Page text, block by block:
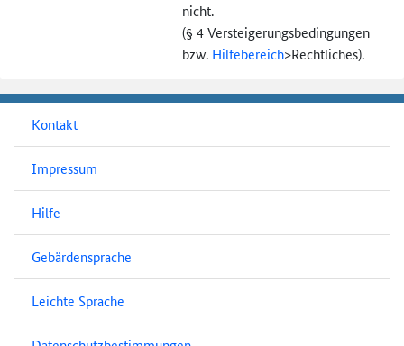
nicht.
(§ 4 Versteigerungs­bedingungen
bzw. Hilfebereich>Rechtliches).
Kontakt
Impressum
Hilfe
Gebärdensprache
Leichte Sprache